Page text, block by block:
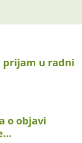
prijam u radni
o objavi